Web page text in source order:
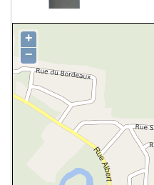
+
−